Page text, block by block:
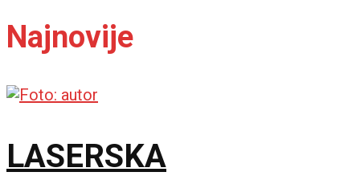
Najnovije
LASERSKA